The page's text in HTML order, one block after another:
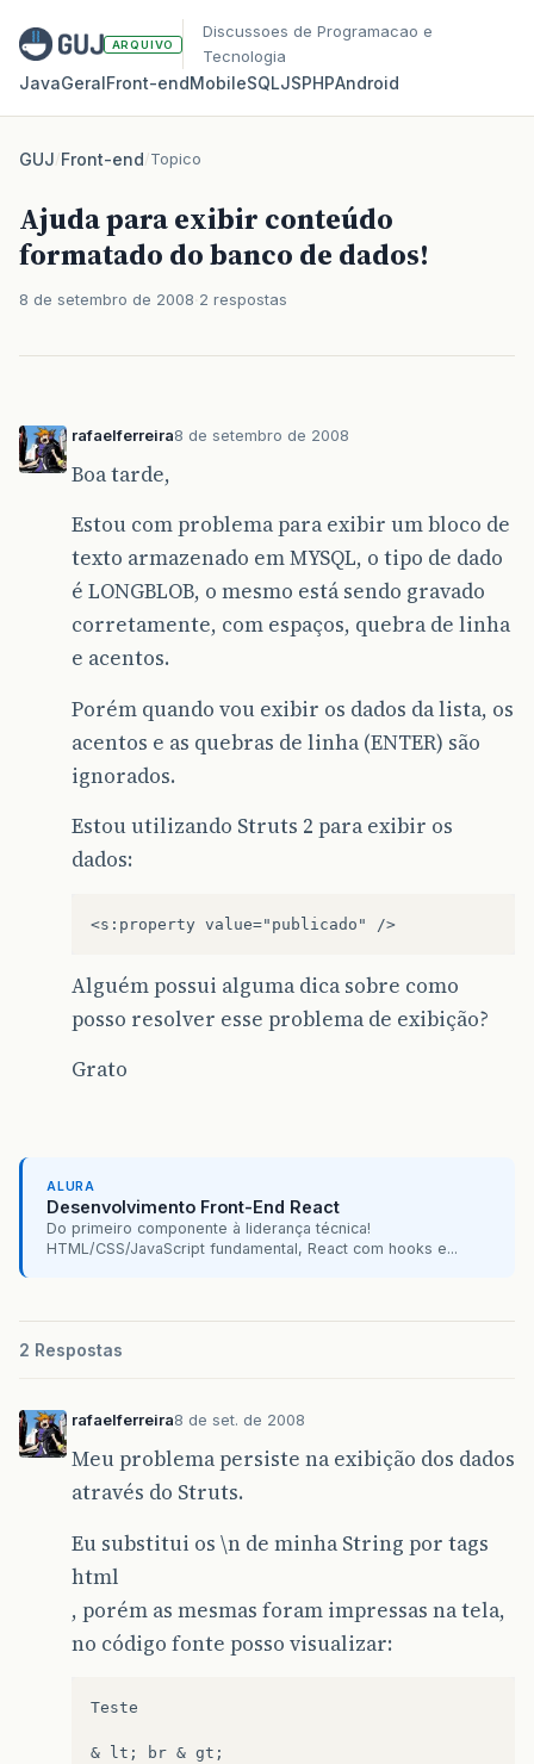
ARQUIVO
Discussoes de Programacao e
Tecnologia
JavaGeralFront‑endMobileSQLJSPHPAndroid
GUJ/Front-end/Topico
Ajuda para exibir conteúdo
formatado do banco de dados!
8 de setembro de 2008 2 respostas
rafaelferreira8 de setembro de 2008
Boa tarde,
Estou com problema para exibir um bloco de
texto armazenado em MYSQL, o tipo de dado
é LONGBLOB, o mesmo está sendo gravado
corretamente, com espaços, quebra de linha
e acentos.
Porém quando vou exibir os dados da lista, os
acentos e as quebras de linha (ENTER) são
ignorados.
Estou utilizando Struts 2 para exibir os
dados:
Alguém possui alguma dica sobre como
posso resolver esse problema de exibição?
Grato
ALURA
Desenvolvimento Front-End React
Do primeiro componente à liderança técnica!
HTML/CSS/JavaScript fundamental, React com hooks e...
2 Respostas
rafaelferreira8 de set. de 2008
Meu problema persiste na exibição dos dados
através do Struts.
Eu substitui os \n de minha String por tags
html
, porém as mesmas foram impressas na tela,
no código fonte posso visualizar:
Teste
& lt; br & gt;